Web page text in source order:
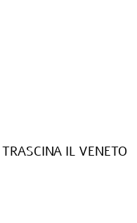
IL VENETO